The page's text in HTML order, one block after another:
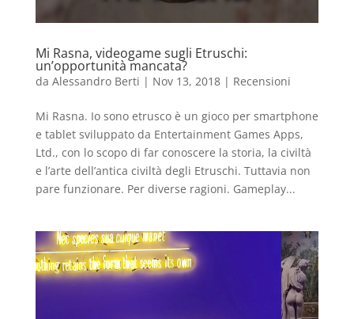
Mi Rasna, videogame sugli Etruschi:
un’opportunità mancata?
da Alessandro Berti | Nov 13, 2018| Recensioni
Mi Rasna. Io sono etrusco è un gioco per smartphone
e tablet sviluppato da Entertainment Games Apps,
Ltd., con lo scopo di far conoscere la storia, la civiltà
e l’arte dell’antica civiltà degli Etruschi. Tuttavia non
pare funzionare. Per diverse ragioni. Gameplay...